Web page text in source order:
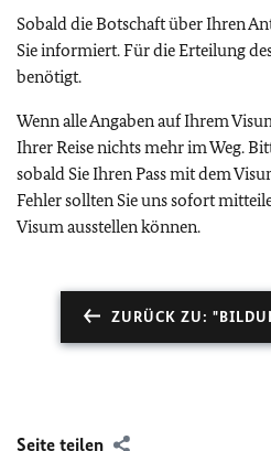
Sobald die Botschaft über Ihren
Sie informiert. Für die Erteilung
benötigt.
Wenn alle Angaben auf Ihrem
Ihrer Reise nichts mehr im Weg.
sobald Sie Ihren Pass mit dem
Fehler sollten Sie uns sofort
Visum ausstellen können.
ZURÜCK ZU:
Seite teilen